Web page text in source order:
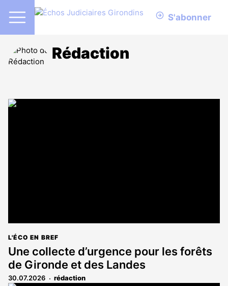
S'abonner
Rédaction
L'ÉCO EN BREF
Une collecte d’urgence pour les forêts
de Gironde et des Landes
30.07.2026 rédaction